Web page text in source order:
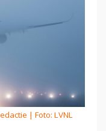
| Foto: LVNL